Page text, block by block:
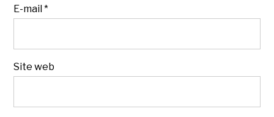
E-mail*
Site web